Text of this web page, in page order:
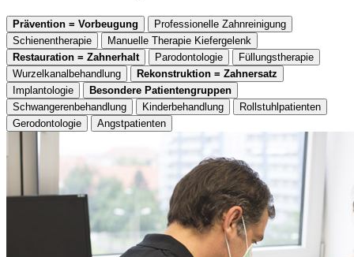
Prävention = Vorbeugung
Professionelle Zahnreinigung
Schienentherapie
Manuelle Therapie Kiefergelenk
Restauration = Zahnerhalt
Parodontologie
Füllungstherapie
Wurzelkanalbehandlung
Rekonstruktion = Zahnersatz
Implantologie
Besondere Patientengruppen
Schwangerenbehandlung
Kinderbehandlung
Rollstuhlpatienten
Gerodontologie
Angstpatienten